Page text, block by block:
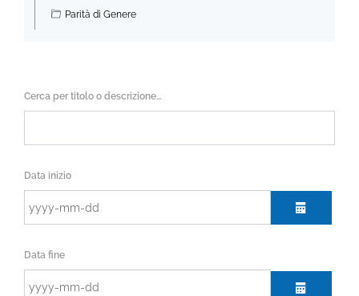
Parità di Genere
Cerca per titolo o descrizione…
Data inizio
Data fine